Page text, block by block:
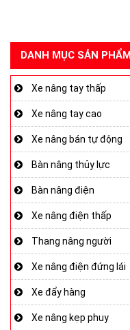
DANH MỤC SẢN PHẨM
Xe nâng tay thấp
Xe nâng tay cao
Xe nâng bán tự động
Bàn nâng thủy lực
Bàn nâng điện
Xe nâng điện thấp
Thang nâng người
Xe nâng điện đứng lái
Xe đẩy hàng
Xe nâng kẹp phuy